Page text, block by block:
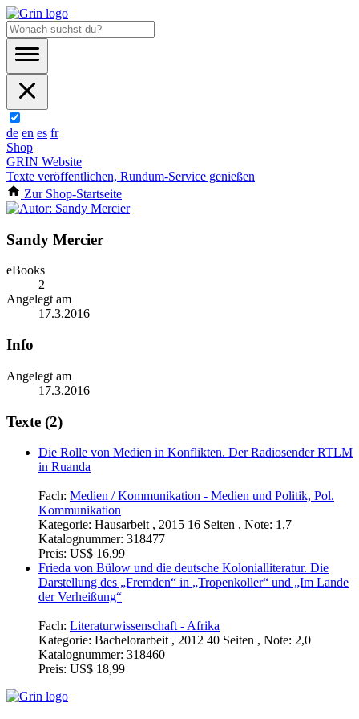
de en es fr
Shop
GRIN Website
Texte veröffentlichen, Rundum-Service genießen
Zur Shop-Startseite
Sandy Mercier
eBooks
2
Angelegt am
17.3.2016
Info
Angelegt am
17.3.2016
Texte (2)
Die Rolle von Medien in Konflikten. Der Radiosender RTLM
in Ruanda
Fach: Medien / Kommunikation - Medien und Politik, Pol.
Kommunikation
Kategorie: Hausarbeit , 2015 16 Seiten , Note: 1,7
Katalognummer: 318477
Preis: US$ 16,99
Frieda von Bülow und die deutsche Kolonialliteratur. Die
Darstellung des „Fremden“ in „Tropenkoller“ und „Im Lande
der Verheißung“
Fach: Literaturwissenschaft - Afrika
Kategorie: Bachelorarbeit , 2012 40 Seiten , Note: 2,0
Katalognummer: 318460
Preis: US$ 18,99